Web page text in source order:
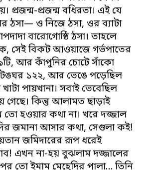
প্রজন্ম-প্রজন্ম বধিরতা। এই যে
ঠসা— ও নিজে ঠসা, ওর ব্যাটা
বারোগোষ্ঠি ঠসা। তাহলে
সেই বিকট আওয়াজে গর্ভপাতের
আর কাঁপুনির চোটে সাঁকো
টঙঘর ১২২, আর ভেঙে পড়েছিল
পায়খানা। সবাই ভেবেছিল
কিন্তু আলামত ছাড়াই
হওয়ার কথা না। খরে দজ্জাল
জমানা আসার কথা, সেগুলা কই!
জমিদারের রূপ ধরেই
এখন না-হয় বুঝলাম দজ্জালের
তো ইমাম মেহেদির পালা… তিনি